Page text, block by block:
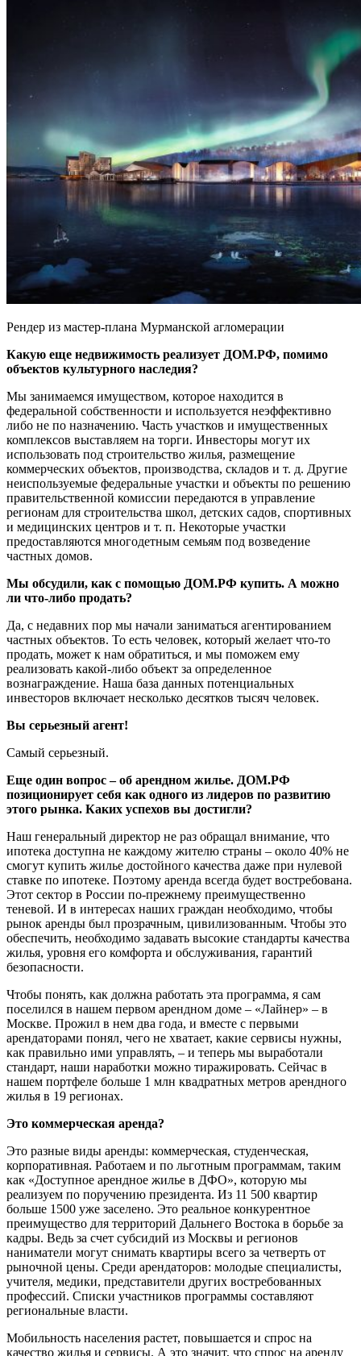
Рендер из мастер-плана Мурманской агломерации
Какую еще недвижимость реализует ДОМ.РФ, помимо
объектов культурного наследия?
Мы занимаемся имуществом, которое находится в
федеральной собственности и используется неэффективно
либо не по назначению. Часть участков и имущественных
комплексов выставляем на торги. Инвесторы могут их
использовать под строительство жилья, размещение
коммерческих объектов, производства, складов и т. д. Другие
неиспользуемые федеральные участки и объекты по решению
правительственной комиссии передаются в управление
регионам для строительства школ, детских садов, спортивных
и медицинских центров и т. п. Некоторые участки
предоставляются многодетным семьям под возведение
частных домов.
Мы обсудили, как с помощью ДОМ.РФ купить. А можно
ли что-либо продать?
Да, с недавних пор мы начали заниматься агентированием
частных объектов. То есть человек, который желает что-то
продать, может к нам обратиться, и мы поможем ему
реализовать какой-либо объект за определенное
вознаграждение. Наша база данных потенциальных
инвесторов включает несколько десятков тысяч человек.
Вы серьезный агент!
Самый серьезный.
Еще один вопрос – об арендном жилье. ДОМ.PФ
позиционирует себя как одного из лидеров по развитию
этого рынка. Каких успехов вы достигли?
Наш генеральный директор не раз обращал внимание, что
ипотека доступна не каждому жителю страны – около 40% не
смогут купить жилье достойного качества даже при нулевой
ставке по ипотеке. Поэтому аренда всегда будет востребована.
Этот сектор в России по-прежнему преимущественно
теневой. И в интересах наших граждан необходимо, чтобы
рынок аренды был прозрачным, цивилизованным. Чтобы это
обеспечить, необходимо задавать высокие стандарты качества
жилья, уровня его комфорта и обслуживания, гарантий
безопасности.
Чтобы понять, как должна работать эта программа, я сам
поселился в нашем первом арендном доме – «Лайнер» – в
Москве. Прожил в нем два года, и вместе с первыми
арендаторами понял, чего не хватает, какие сервисы нужны,
как правильно ими управлять, – и теперь мы выработали
стандарт, наши наработки можно тиражировать. Сейчас в
нашем портфеле больше 1 млн квадратных метров арендного
жилья в 19 регионах.
Это коммерческая аренда?
Это разные виды аренды: коммерческая, студенческая,
корпоративная. Работаем и по льготным программам, таким
как «Доступное арендное жилье в ДФО», которую мы
реализуем по поручению президента. Из 11 500 квартир
больше 1500 уже заселено. Это реальное конкурентное
преимущество для территорий Дальнего Востока в борьбе за
кадры. Ведь за счет субсидий из Москвы и регионов
наниматели могут снимать квартиры всего за четверть от
рыночной цены. Среди арендаторов: молодые специалисты,
учителя, медики, представители других востребованных
профессий. Списки участников программы составляют
региональные власти.
Мобильность населения растет, повышается и спрос на
качество жилья и сервисы. А это значит, что спрос на аренду